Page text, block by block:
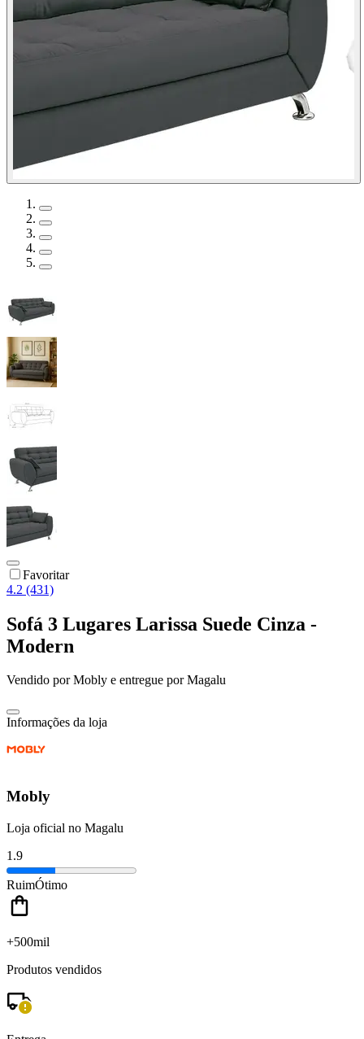
Favoritar
4.2 (431)
Sofá 3 Lugares Larissa Suede Cinza -
Modern
Vendido porMobly e entregue por Magalu
Informações da loja
Mobly
Loja oficial no Magalu
1.9
RuimÓtimo
+500mil
Produtos vendidos